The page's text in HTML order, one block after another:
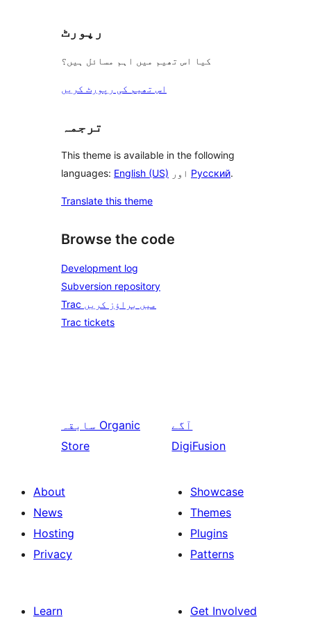
رپورٹ
کیا اس تھیم میں اہم مسائل ہیں؟
اس تھیم کی رپورٹ کریں
ترجمہ
This theme is available in the following
languages: English (US) Русский.
Translate this theme
Browse the code
Development log
Subversion repository
Trac میں براؤز کریں
Trac tickets
سابقہ Organic
Store
آگے
DigiFusion
About
News
Hosting
Privacy
Showcase
Themes
Plugins
Patterns
Learn
Get Involved